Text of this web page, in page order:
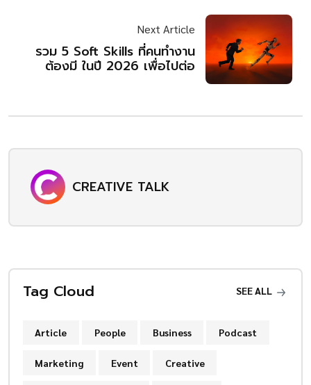
Next Article
รวม 5 Soft Skills ที่คนทำงาน
ต้องมี ในปี 2026 เพื่อไปต่อ
CREATIVE TALK
Tag Cloud SEE ALL
Article People Business Podcast
Marketing Event Creative